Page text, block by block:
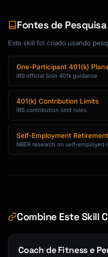
TWO TYPES OF
────────────────
1. EMPLOYEE DEFERRAL:
   Up to $23,000 (or 100% of compensation if
less)
   Plus $7,500 catch-up if age 50+
2. EMPLOYER
   Up to 25% of "compensation"
   (Compensation definition varies by entity
type)
────────────────
Fontes de Pesquisa
Este skill foi criado usando
One-Participant 401(k) Plans
IRS official Solo 401k guidance
401(k) Contribution Limits
IRS contribution limit rules
Self-Employment
NBER research on self-employed
Combine Este Skill
Coach de Fitness e